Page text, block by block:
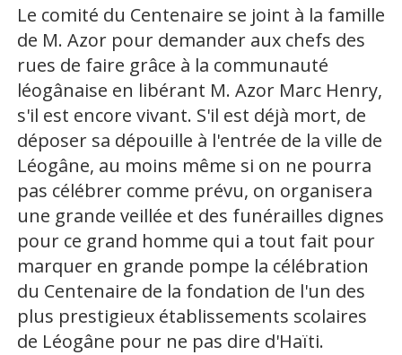
Le comité du Centenaire se joint à la famille
de M. Azor pour demander aux chefs des
rues de faire grâce à la communauté
léogânaise en libérant M. Azor Marc Henry,
s'il est encore vivant. S'il est déjà mort, de
déposer sa dépouille à l'entrée de la ville de
Léogâne, au moins même si on ne pourra
pas célébrer comme prévu, on organisera
une grande veillée et des funérailles dignes
pour ce grand homme qui a tout fait pour
marquer en grande pompe la célébration
du Centenaire de la fondation de l'un des
plus prestigieux établissements scolaires
de Léogâne pour ne pas dire d'Haïti.